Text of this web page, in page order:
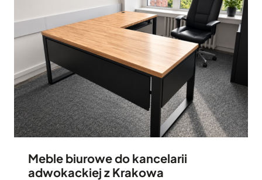
Meble biurowe do kancelarii
adwokackiej z Krakowa